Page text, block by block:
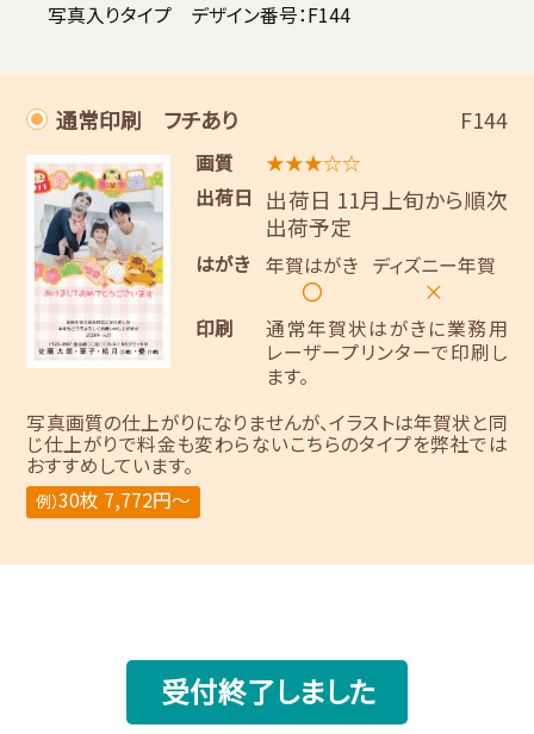
写真入りタイプ デザイン番号：F144
通常印刷 フチあり F144
画質
★★★☆☆
出荷日
出荷日 11月上旬から順次
出荷予定
はがき 年賀はがき
〇
ディズニー年賀
×
印刷
通常年賀状はがきに業務用
レーザープリンターで印刷し
ます。
写真画質の仕上がりになりませんが、イラストは年賀状と同
じ仕上がりで料金も変わらないこちらのタイプを弊社では
おすすめしています。
例）30枚 7,772円～
受付終了しました